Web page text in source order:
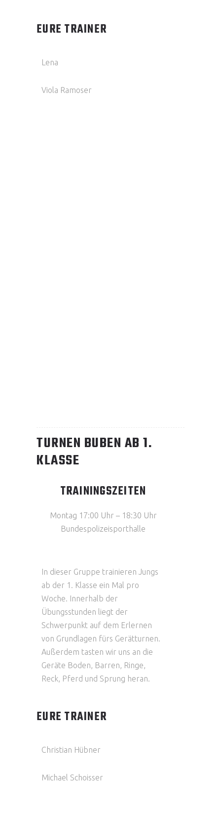
EURE TRAINER
Lena
Viola Ramoser
TURNEN BUBEN AB 1.
KLASSE
TRAININGSZEITEN
Montag 17:00 Uhr – 18:30 Uhr
Bundespolizeisporthalle
In dieser Gruppe trainieren Jungs
ab der 1. Klasse ein Mal pro
Woche. Innerhalb der
Übungsstunden liegt der
Schwerpunkt auf dem Erlernen
von Grundlagen fürs Gerätturnen.
Außerdem tasten wir uns an die
Geräte Boden, Barren, Ringe,
Reck, Pferd und Sprung heran.
EURE TRAINER
Christian Hübner
Michael Schoisser